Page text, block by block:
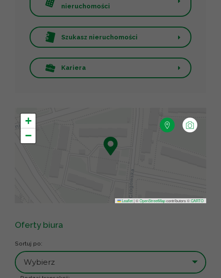
nieruchomości
Szukasz nieruchomości
Kariera
+
−
Leaflet|©OpenStreetMapcontributors ©CARTO
Oferty biura
Sortuj po:
Wybierz